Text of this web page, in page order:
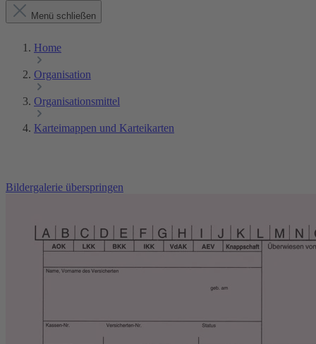
Menü schließen
Home
Organisation
Organisationsmittel
Karteimappen und Karteikarten
Bildergalerie überspringen